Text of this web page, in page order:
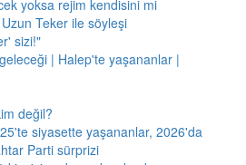
yoksa rejim kendisini mi
Teker ile söyleşi
sizi!"
| Halep'te yaşananlar |
değil?
siyasette yaşananlar, 2026'da
Parti sürprizi